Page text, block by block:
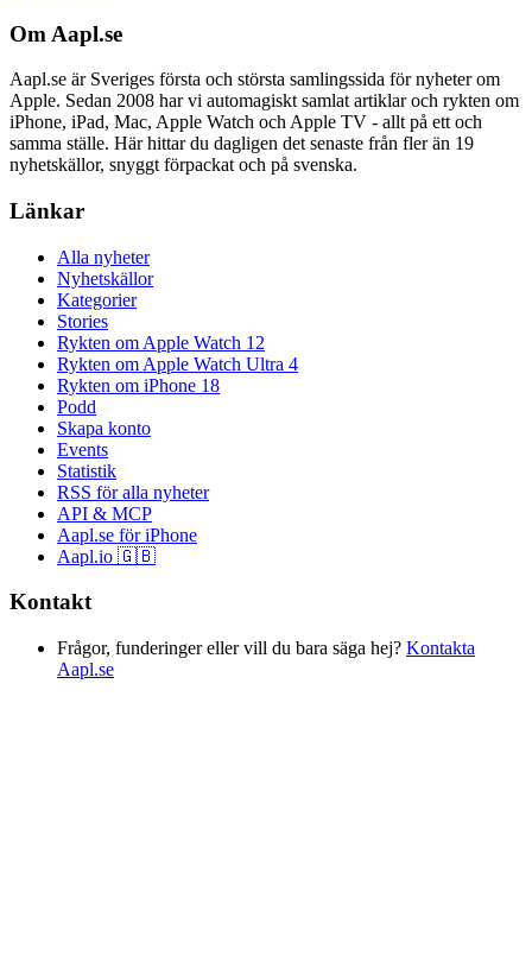
Om Aapl.se
Aapl.se är Sveriges första och största samlingssida för nyheter om
Apple. Sedan 2008 har vi automagiskt samlat artiklar och rykten om
iPhone, iPad, Mac, Apple Watch och Apple TV - allt på ett och
samma ställe. Här hittar du dagligen det senaste från fler än 19
nyhetskällor, snyggt förpackat och på svenska.
Länkar
Alla nyheter
Nyhetskällor
Kategorier
Stories
Rykten om Apple Watch 12
Rykten om Apple Watch Ultra 4
Rykten om iPhone 18
Podd
Skapa konto
Events
Statistik
RSS för alla nyheter
API & MCP
Aapl.se för iPhone
Aapl.io 🇬🇧
Kontakt
Frågor, funderinger eller vill du bara säga hej? Kontakta
Aapl.se